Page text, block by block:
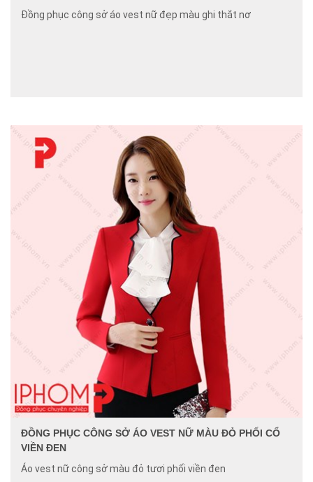
Đồng phục công sở áo vest nữ đẹp màu ghi thắt nơ
ĐỒNG PHỤC CÔNG SỞ ÁO VEST NỮ MÀU ĐỎ PHỐI CỔ
VIỀN ĐEN
Áo vest nữ công sở màu đỏ tươi phối viền đen